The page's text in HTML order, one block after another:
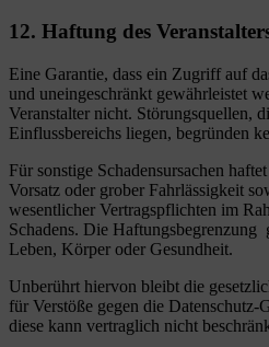
12. Haftung des
Eine Garantie, dass ein Zugriff auf
und uneingeschränkt gewährleistet
Veranstalter nicht. Störungsquellen,
Einflussbereichs liegen, begründen
Für sonstige Schadensursachen
Vorsatz oder grober Fahrlässigkeit
wesentlicher Vertragspflichten im
Schadens. Die Haftungsbegrenzung
Leben, Körper oder Gesundheit.
Unberührt hiervon bleibt die
für Verstöße gegen die
diese kann vertraglich nicht